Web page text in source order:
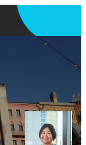
アプリを使う